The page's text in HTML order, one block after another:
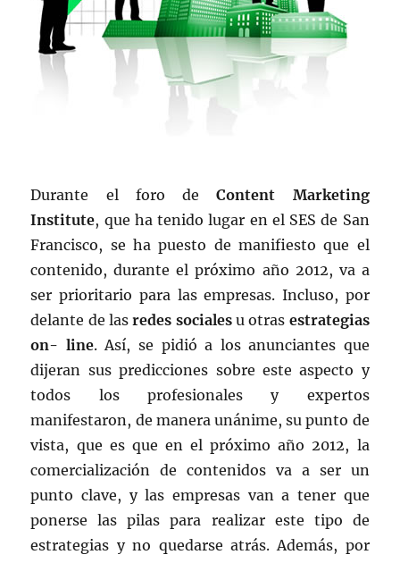
Durante el foro deContent Marketing
Institute, que ha tenido lugar en el SES de San
Francisco, se ha puesto de manifiesto que el
contenido, durante el próximo año 2012, va a
ser prioritario para las empresas. Incluso, por
delante de lasredes socialesu otras estrategias
on- line. Así, se pidió a los anunciantes que
dijeran sus predicciones sobre este aspecto y
todos los profesionales y expertos
manifestaron, de manera unánime, su punto de
vista, que es que en el próximo año 2012, la
comercialización de contenidos va a ser un
punto clave, y las empresas van a tener que
ponerse las pilas para realizar este tipo de
estrategias y no quedarse atrás. Además, por